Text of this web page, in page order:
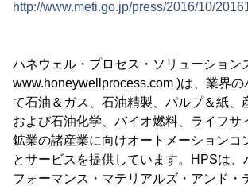
http://www.meti.go.jp/press/2016/10/
ハネウェル・プロセス・ソリューション
www.honeywellprocess.com )は、業界の
て石油＆ガス、石油精製、パルプ＆紙、
および石油化学、バイオ燃料、ライフサ
鉱業の諸産業に向けオートメーションコ
とサービスを提供しています。HPSは、
フォーマンス・マテリアルズ・アンド・